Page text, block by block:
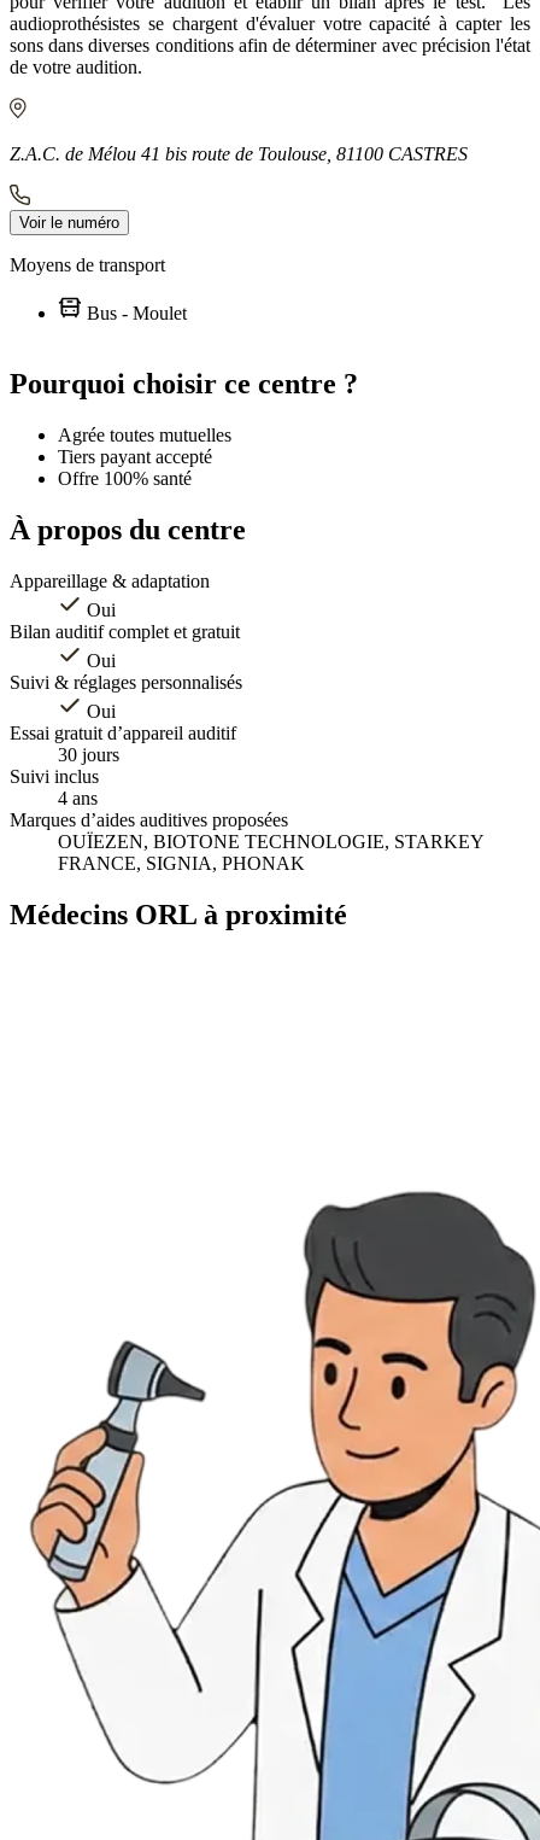
audioprothésistes se chargent d'évaluer votre capacité à capter les
sons dans diverses conditions afin de déterminer avec précision l'état
de votre audition.
Z.A.C. de Mélou 41 bis route de Toulouse, 81100 CASTRES
Voir le numéro
Moyens de transport
Bus - Moulet
+
Pourquoi choisir ce centre ?
Agrée toutes mutuelles
Tiers payant accepté
Offre 100% santé
À propos du centre
Appareillage & adaptation
Oui
Bilan auditif complet et gratuit
Oui
Suivi & réglages personnalisés
Oui
Essai gratuit d’appareil auditif
30 jours
Suivi inclus
4 ans
Marques d’aides auditives proposées
OUÏEZEN, BIOTONE TECHNOLOGIE, STARKEY
FRANCE, SIGNIA, PHONAK
Médecins ORL à proximité